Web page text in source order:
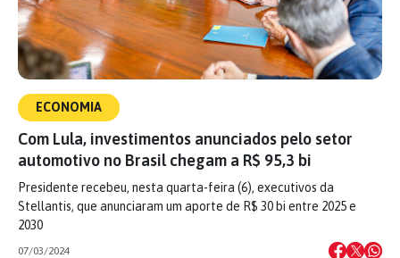
ECONOMIA
Com Lula, investimentos anunciados pelo setor
automotivo no Brasil chegam a R$ 95,3 bi
Presidente recebeu, nesta quarta-feira (6), executivos da
Stellantis, que anunciaram um aporte de R$ 30 bi entre 2025 e
2030
07/03/2024